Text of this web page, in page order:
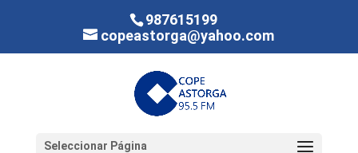
987615199
copeastorga@yahoo.com
Seleccionar Página